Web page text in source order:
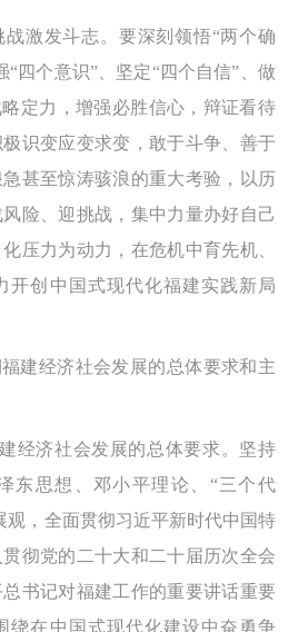
激发斗志。要深刻领悟“两个确
“四个意识”、坚定“四个自信”、做
定力，增强必胜信心，辩证看待
识变应变求变，敢于斗争、善于
甚至惊涛骇浪的重大考验，以历
险、迎挑战，集中力量办好自己
压力为动力，在危机中育先机、
开创中国式现代化福建实践新局
建经济社会发展的总体要求和主
经济社会发展的总体要求。坚持
东思想、邓小平理论、“三个代
观，全面贯彻习近平新时代中国特
彻党的二十大和二十届历次全会
书记对福建工作的重要讲话重要
绕在中国式现代化建设中奋勇争